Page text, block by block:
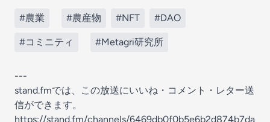
#農業 #農産物 #NFT #DAO
#コミニティ #Metagri研究所
---
stand.fmでは、この放送にいいね・コメント・レター送
信ができます。
https://stand.fm/channels/6469db0f0b5e6b2d874b7da